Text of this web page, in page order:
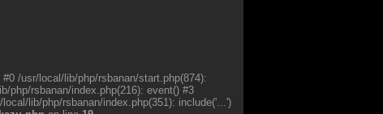
/usr/local/lib/php/rsbanan/start.php(874):
php/rsbanan/index.php(216): event() #3
lib/php/rsbanan/index.php(351): include('...')